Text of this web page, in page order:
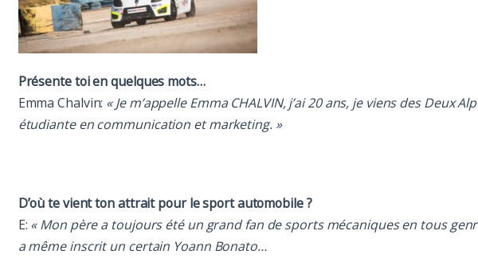
Présente toi en quelques mots…
Emma Chalvin: « Je m’appelle Emma CHALVIN, j’ai 20 ans, je viens des Deux
étudiante en communication et marketing. »
D’où te vient ton attrait pour le sport automobile ?
E: « Mon père a toujours été un grand fan de sports mécaniques en tous
a même inscrit un certain Yoann Bonato…